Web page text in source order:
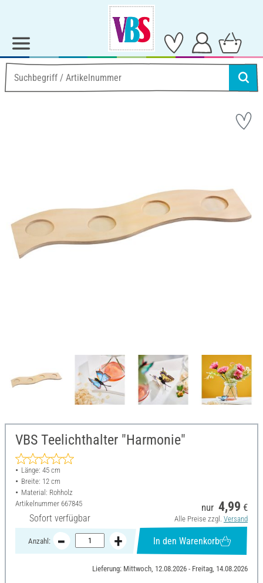
VBS Teelichthalter "Harmonie"
Länge: 45 cm
Breite: 12 cm
Material: Rohholz
Artikelnummer 667845
Sofort verfügbar
nur 4,99 €
Alle Preise zzgl. Versand
Anzahl: In den Warenkorb
Lieferung: Mittwoch, 12.08.2026 - Freitag, 14.08.2026